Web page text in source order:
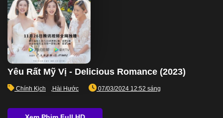
Yêu Rất Mỹ Vị - Delicious Romance (2023)
Chính Kịch ,Hài Hước 07/03/2024 12:52 sáng